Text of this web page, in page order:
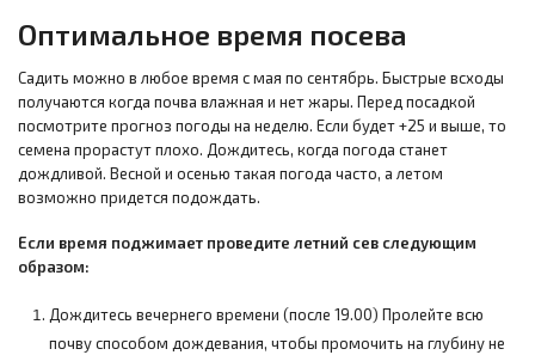
Оптимальное время посева
Садить можно в любое время с мая по сентябрь. Быстрые всходы
получаются когда почва влажная и нет жары. Перед посадкой
посмотрите прогноз погоды на неделю. Если будет +25 и выше, то
семена прорастут плохо. Дождитесь, когда погода станет
дождливой. Весной и осенью такая погода часто, а летом
возможно придется подождать.
Если время поджимает проведите летний сев следующим
образом:
Дождитесь вечернего времени (после 19.00) Пролейте всю
почву способом дождевания, чтобы промочить на глубину не